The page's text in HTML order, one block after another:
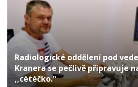
Radiologické oddělení pod
Kranera se pečlivě připravuje
,,cétéčko."